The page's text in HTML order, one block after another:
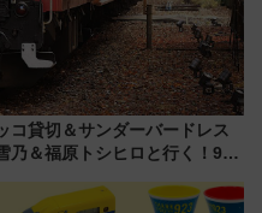
コ貸切＆サンダーバードレス
＆福原トシヒロと行く！9月